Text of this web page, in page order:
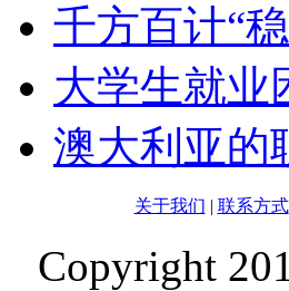
千方百计“
大学生就业
澳大利亚的
关于我们 | 联系方式
Copyright